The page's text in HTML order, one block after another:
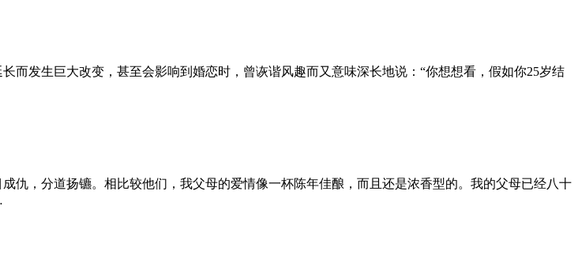
而发生巨大改变，甚至会影响到婚恋时，曾诙谐风趣而又意味深长地说：“你想想看，假如你25岁结
仇，分道扬镳。相比较他们，我父母的爱情像一杯陈年佳酿，而且还是浓香型的。我的父母已经八十